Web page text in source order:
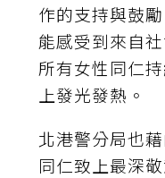
作的支持與鼓
能感受到來自
所有女性同仁
上發光發熱。
北港警分局也
同仁致上最深